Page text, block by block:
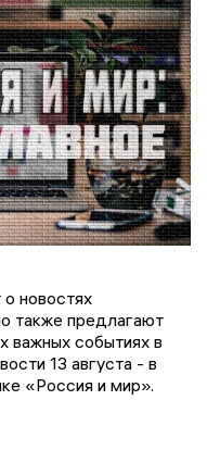
новостях
также предлагают
важных событиях в
13 августа - в
«Россия и мир».